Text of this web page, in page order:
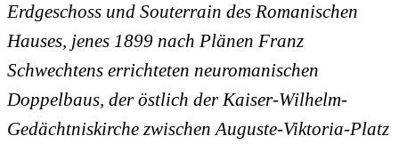
Erdgeschoss und Souterrain des Romanischen
Hauses, jenes 1899 nach Plänen Franz
Schwechtens errichteten neuromanischen
Doppelbaus, der östlich der Kaiser-Wilhelm-
Gedächtniskirche zwischen Auguste-Viktoria-Platz